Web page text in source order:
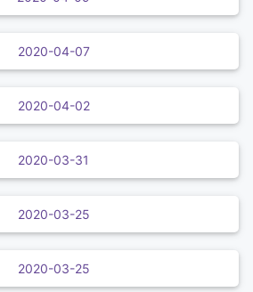
2020-04-07
2020-04-02
2020-03-31
2020-03-25
2020-03-25